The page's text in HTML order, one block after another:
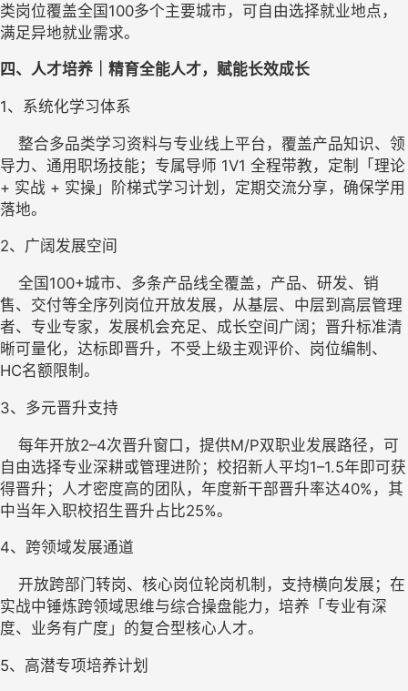
类岗位覆盖全国100多个主要城市，可自由选择就业地点，
满足异地就业需求。
四 、人才培养｜精育全能人才，赋能长效成长
1、 系统化学习体系
整合多品类学习资料与专业线上平台，覆盖产品知识、领
导力、通用职场技能；专属导师 1V1 全程带教，定制「理论
+ 实战 + 实操」阶梯式学习计划，定期交流分享，确保学用
落地。
2、 广阔发展空间
全国100+城市、多条产品线全覆盖，产品、研发、销
售、交付等全序列岗位开放发展，从基层、中层到高层管理
者、专业专家，发展机会充足、成长空间广阔；晋升标准清
晰可量化，达标即晋升，不受上级主观评价、岗位编制、
HC名额限制。
3、 多元晋升支持
每年开放2–4次晋升窗口，提供M/P双职业发展路径，可
自由选择专业深耕或管理进阶；校招新人平均1–1.5年即可获
得晋升；人才密度高的团队，年度新干部晋升率达40%，其
中当年入职校招生晋升占比25%。
4、 跨领域发展通道
开放跨部门转岗、核心岗位轮岗机制，支持横向发展；在
实战中锤炼跨领域思维与综合操盘能力，培养「专业有深
度、业务有广度」的复合型核心人才。
5、 高潜专项培养计划